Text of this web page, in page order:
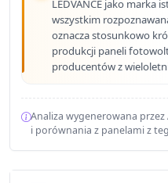
LEDVANCE jako marka
wszystkim
oznacza stosunkowo
produkcji paneli
producentów z
Analiza wygenerowana
i porównania z panelami z